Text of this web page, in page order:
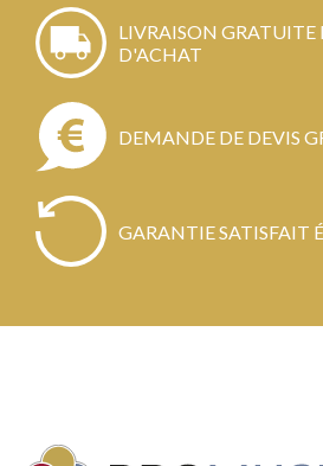
LIVRAISON GRATUITE
D'ACHAT
DEMANDE DE DEVIS
GARANTIE SATISFAIT